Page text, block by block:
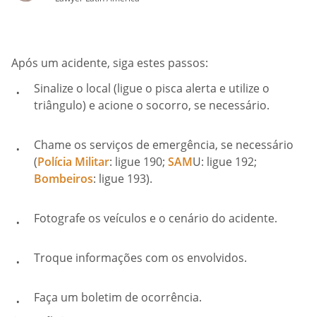
Após um acidente, siga estes passos:
Sinalize o local (ligue o pisca alerta e utilize o
triângulo) e acione o socorro, se necessário.
Chame os serviços de emergência, se necessário
(Polícia Militar: ligue 190; SAMU: ligue 192;
Bombeiros: ligue 193).
Fotografe os veículos e o cenário do acidente.
Troque informações com os envolvidos.
Faça um boletim de ocorrência.